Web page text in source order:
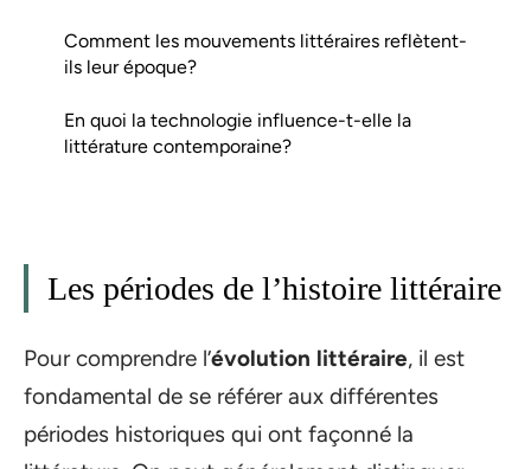
Comment les mouvements littéraires reflètent-
ils leur époque?
En quoi la technologie influence-t-elle la
littérature contemporaine?
Les périodes de l’histoire littéraire
Pour comprendre l’évolution littéraire, il est
fondamental de se référer aux différentes
périodes historiques qui ont façonné la